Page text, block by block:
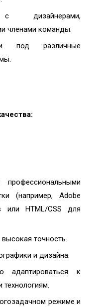
с дизайнерами,
членами команды.
под различные
(например, Adobe
или HTML/CSS для
точность.
и дизайна.
адаптироваться к
режиме и